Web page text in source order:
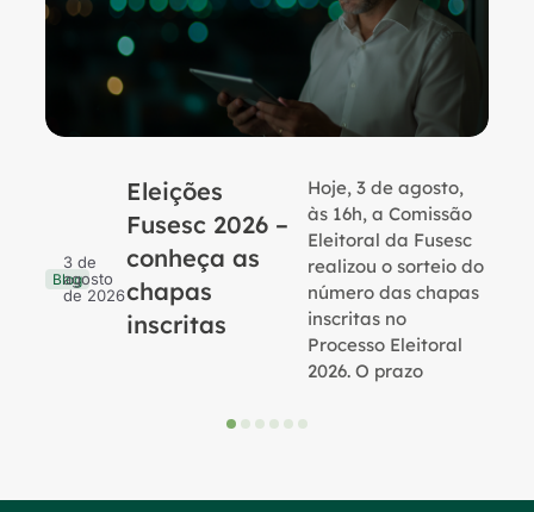
Blog
3 de
agosto
de 2026
Eleições
Fusesc 2026 –
conheça as
chapas
inscritas
Hoje, 3 de agosto,
às 16h, a Comissão
Eleitoral da Fusesc
realizou o sorteio do
número das chapas
inscritas no
Processo Eleitoral
2026. O prazo